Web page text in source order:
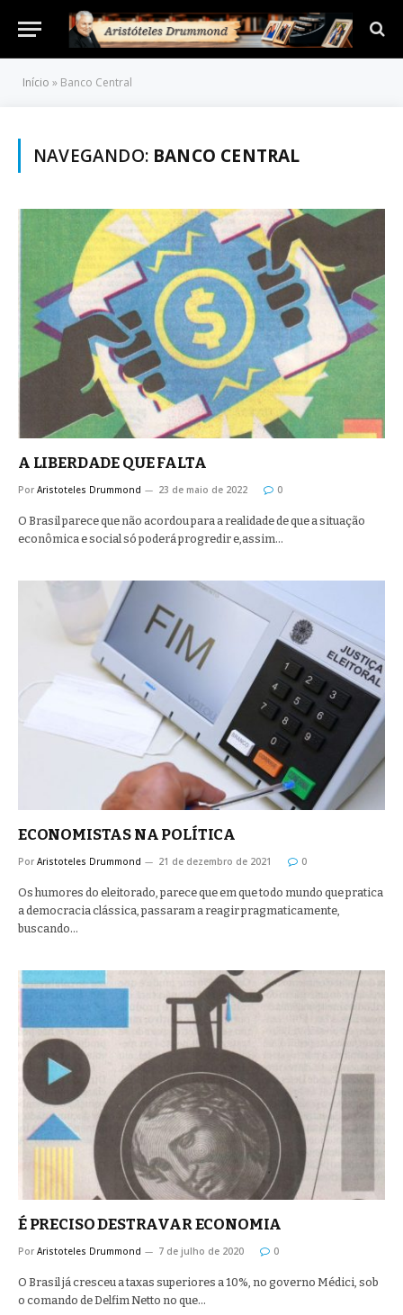
Início » Banco Central
NAVEGANDO: BANCO CENTRAL
A LIBERDADE QUE FALTA
Por Aristoteles Drummond 23 de maio de 2022 0
O Brasil parece que não acordou para a realidade de que a situação
econômica e social só poderá progredir e,assim…
ECONOMISTAS NA POLÍTICA
Por Aristoteles Drummond 21 de dezembro de 2021 0
Os humores do eleitorado, parece que em que todo mundo que pratica
a democracia clássica, passaram a reagir pragmaticamente,
buscando…
É PRECISO DESTRAVAR ECONOMIA
Por Aristoteles Drummond 7 de julho de 2020 0
O Brasil já cresceu a taxas superiores a 10%, no governo Médici, sob
o comando de Delfim Netto no que…